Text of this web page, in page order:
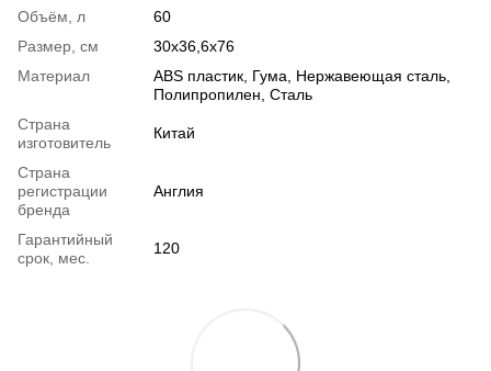
Объём, л
60
Размер, см
30x36,6x76
Материал
ABS пластик, Гума, Нержавеющая сталь,
Полипропилен, Сталь
Страна
изготовитель
Китай
Страна
регистрации
бренда
Англия
Гарантийный
срок, мес.
120